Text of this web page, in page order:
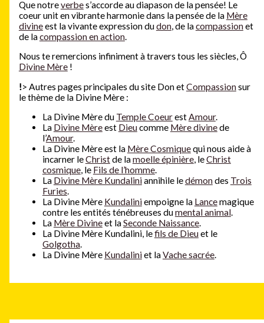
Que notreverbes’accorde au diapason de la pensée! Le
coeur unit en vibrante harmonie dans la pensée de la Mère
divineest la vivante expression dudon, de lacompassionet
de lacompassion en action.
Nous te remercions infiniment à travers tous les siècles, Ô
Divine Mère!
!> Autres pages principales du site Don etCompassionsur
le thème de la Divine Mère :
La Divine Mère du Temple CoeurestAmour.
La Divine Mèreest Dieucomme Mère divinede
l’Amour.
La Divine Mère est la Mère Cosmiquequi nous aide à
incarner leChristde lamoelle épinière, leChrist
cosmique, le Fils de l’homme.
La Divine Mère Kundaliniannihile ledémondes Trois
Furies.
La Divine Mère Kundaliniempoigne la Lancemagique
contre les entités ténébreuses dumental animal.
La Mère Divineet laSeconde Naissance.
La Divine Mère Kundalini, lefils de Dieuet le
Golgotha.
La Divine Mère Kundaliniet laVache sacrée.